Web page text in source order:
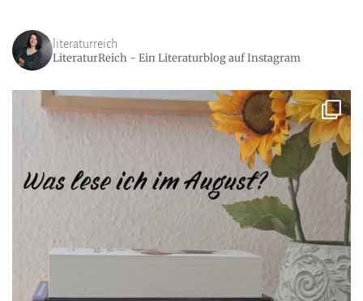
literaturreich
LiteraturReich - Ein Literaturblog auf Instagram